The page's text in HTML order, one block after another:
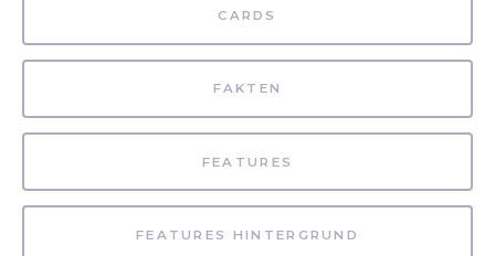
CARDS
FAKTEN
FEATURES
FEATURES HINTERGRUND